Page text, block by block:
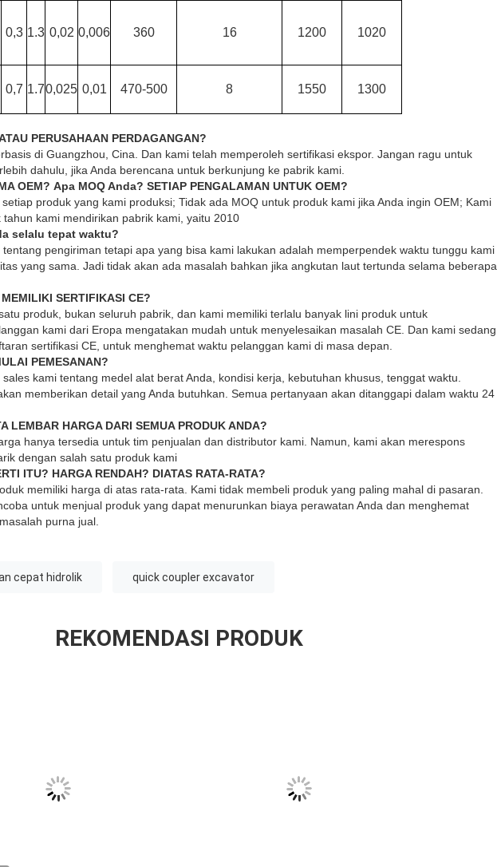
0,3 1.3 0,02 0,006 360 16 1200 1020
0,7 1.70,025 0,01 470-500 8 1550 1300
PERUSAHAAN PERDAGANGAN?
di Guangzhou, Cina. Dan kami telah memperoleh sertifikasi ekspor. Jangan ragu untuk
dahulu, jika Anda berencana untuk berkunjung ke pabrik kami.
OEM? Apa MOQ Anda? SETIAP PENGALAMAN UNTUK OEM?
produk yang kami produksi; Tidak ada MOQ untuk produk kami jika Anda ingin OEM; Kami
kami mendirikan pabrik kami, yaitu 2010
selalu tepat waktu?
pengiriman tetapi apa yang bisa kami lakukan adalah memperpendek waktu tunggu kami
yang sama. Jadi tidak akan ada masalah bahkan jika angkutan laut tertunda selama beberapa
SERTIFIKASI CE?
produk, bukan seluruh pabrik, dan kami memiliki terlalu banyak lini produk untuk
kami dari Eropa mengatakan mudah untuk menyelesaikan masalah CE. Dan kami sedang
sertifikasi CE, untuk menghemat waktu pelanggan kami di masa depan.
PEMESANAN?
kami tentang medel alat berat Anda, kondisi kerja, kebutuhan khusus, tenggat waktu.
memberikan detail yang Anda butuhkan. Semua pertanyaan akan ditanggapi dalam waktu 24
LEMBAR HARGA DARI SEMUA PRODUK ANDA?
hanya tersedia untuk tim penjualan dan distributor kami. Namun, kami akan merespons
dengan salah satu produk kami
ITU? HARGA RENDAH? DIATAS RATA-RATA?
memiliki harga di atas rata-rata. Kami tidak membeli produk yang paling mahal di pasaran.
untuk menjual produk yang dapat menurunkan biaya perawatan Anda dan menghemat
purna jual.
cepat hidrolik quick coupler excavator
REKOMENDASI PRODUK